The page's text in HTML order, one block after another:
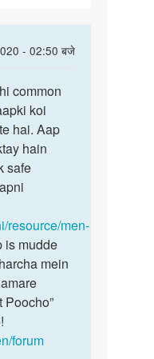
- 02:50 बजे
common
koi
hai. Aap
hain
safe
resource/men-
is mudde
mein
Poocho”
forum